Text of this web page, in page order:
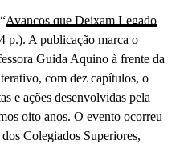
Avanços que Deixam Legado
p.). A publicação marca o
Guida Aquino à frente da
com dez capítulos, o
e ações desenvolvidas pela
oito anos. O evento ocorreu
Colegiados Superiores,